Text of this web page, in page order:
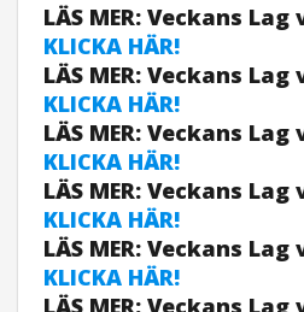
LÄS MER: Veckans Lag
KLICKA HÄR!
LÄS MER: Veckans Lag
KLICKA HÄR!
LÄS MER: Veckans Lag
KLICKA HÄR!
LÄS MER: Veckans Lag
KLICKA HÄR!
LÄS MER: Veckans Lag
KLICKA HÄR!
LÄS MER: Veckans Lag